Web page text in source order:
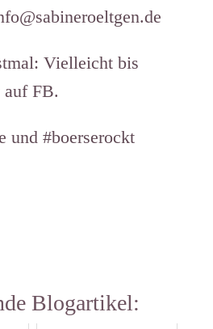
Vielleicht bis
auf FB.
und #boerserockt
Blogartikel: